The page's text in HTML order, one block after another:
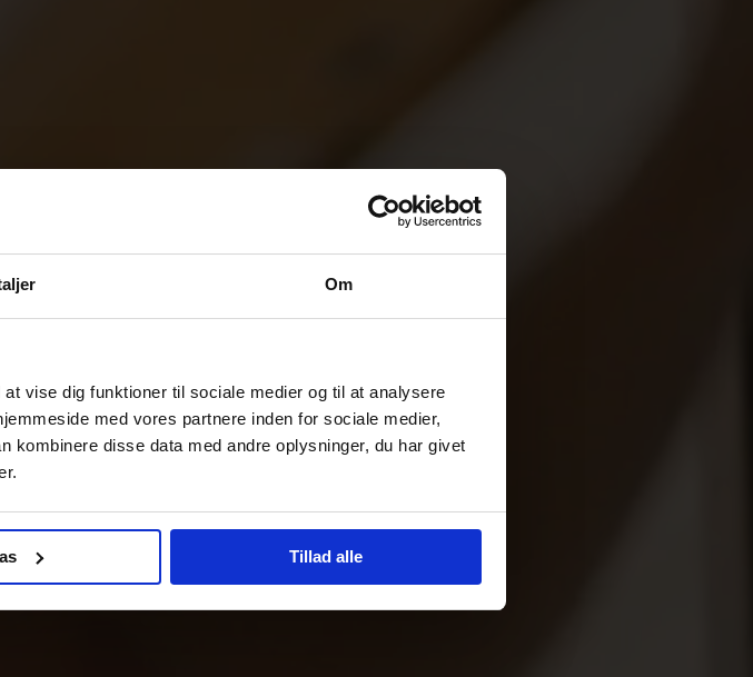
Om
vise dig funktioner til sociale medier og til at analysere
med vores partnere inden for sociale medier,
kombinere disse data med andre oplysninger, du har givet
Tillad alle